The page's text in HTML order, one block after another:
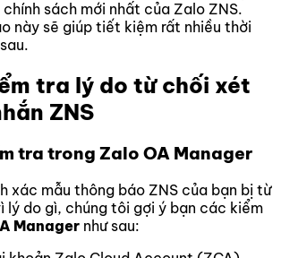
sách mới nhất của Zalo ZNS.
này sẽ giúp tiết kiệm rất nhiều thời
tra lý do từ chối xét
ZNS
tra trong Zalo OA Manager
xác mẫu thông báo ZNS của bạn bị từ
lý do gì, chúng tôi gợi ý bạn các kiểm
Manager như sau: